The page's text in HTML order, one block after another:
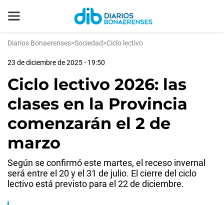
Diarios Bonaerenses>Sociedad>Ciclo lectivo
23 de diciembre de 2025 - 19:50
Ciclo lectivo 2026: las
clases en la Provincia
comenzarán el 2 de
marzo
Según se confirmó este martes, el receso invernal
será entre el 20 y el 31 de julio. El cierre del ciclo
lectivo está previsto para el 22 de diciembre.